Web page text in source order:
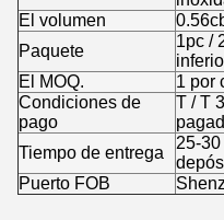
El volumen
Paquete
1pc /
El MOQ.
1 por
Condiciones de
pago
T / T
Tiempo de entrega
25-
Puerto FOB